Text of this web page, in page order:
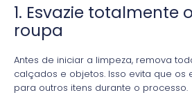
1. Esvazie totalmente
roupa
Antes de iniciar a limpeza, remova
calçados e objetos. Isso evita que os
para outros itens durante o processo.